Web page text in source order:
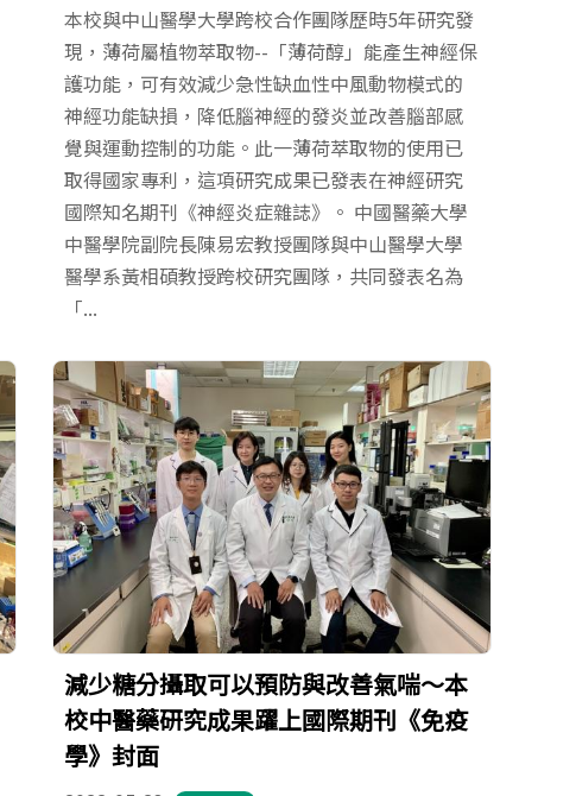
本校與中山醫學大學跨校合作團隊歷時5年研究發
現，薄荷屬植物萃取物--「薄荷醇」能產生神經保
護功能，可有效減少急性缺血性中風動物模式的
神經功能缺損，降低腦神經的發炎並改善腦部感
覺與運動控制的功能。此一薄荷萃取物的使用已
取得國家專利，這項研究成果已發表在神經研究
國際知名期刊《神經炎症雜誌》。 中國醫藥大學
中醫學院副院長陳易宏教授團隊與中山醫學大學
醫學系黃相碩教授跨校研究團隊，共同發表名為
「...
減少糖分攝取可以預防與改善氣喘～本
校中醫藥研究成果躍上國際期刊《免疫
學》封面